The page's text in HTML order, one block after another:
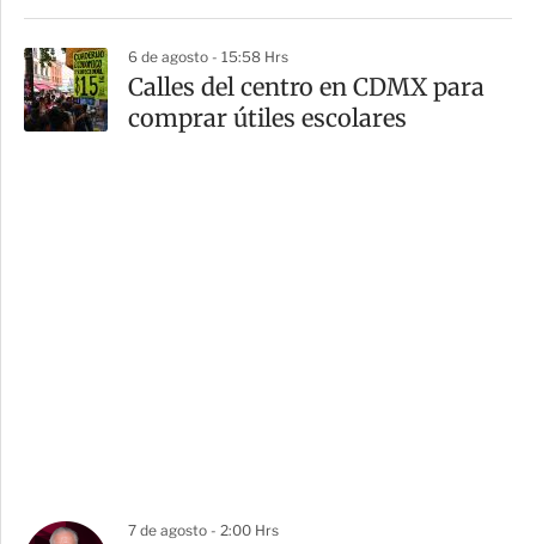
6 de agosto - 15:58 Hrs
Calles del centro en CDMX para
comprar útiles escolares
7 de agosto - 2:00 Hrs